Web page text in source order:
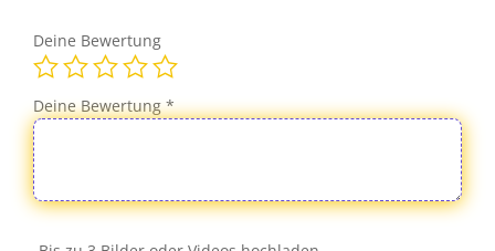
Menge
Deine Bewertung
Deine Bewertung*